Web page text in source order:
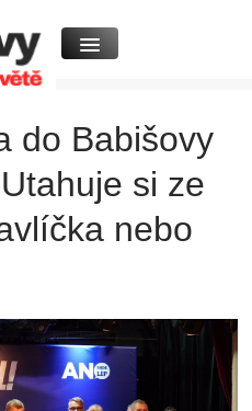
do Babišovy
si ze
nebo